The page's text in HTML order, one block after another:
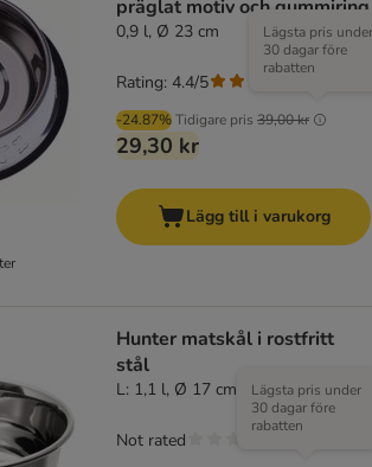
präglat motiv och gummiring
0,9 l, Ø 23 cm
-24.87%Tidigare pris 39,00 kr
Lägsta pris under
30 dagar före
rabatten
29,30 kr
Rating: 4.4/5
Lägg till i varukorg
Hunter matskål i rostfritt
stål
L: 1,1 l, Ø 17 cm
Lägsta pris under
30 dagar före
rabatten
Not rated